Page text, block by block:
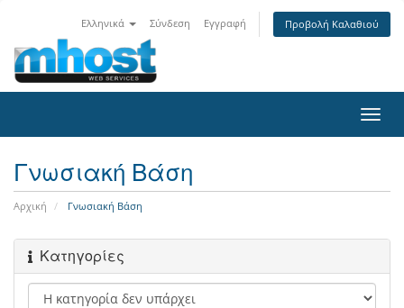
Ελληνικά Σύνδεση Εγγραφή Προβολή Καλαθιού
Γνωσιακή Βάση
Αρχική Γνωσιακή Βάση
Κατηγορίες